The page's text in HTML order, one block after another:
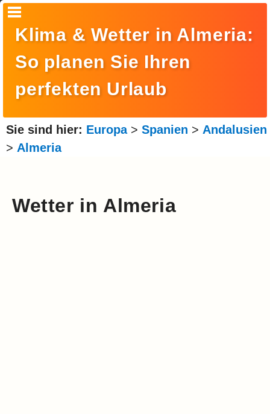
Amerika
Asien
Afrika
Arktis
Klima & Wetter in Almeria:
So planen Sie Ihren
perfekten Urlaub
Sie sind hier: Europa> Spanien > Andalusien
> Almeria
Wetter in Almeria